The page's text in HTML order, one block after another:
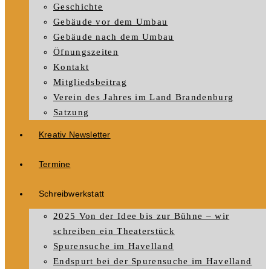
Geschichte
Gebäude vor dem Umbau
Gebäude nach dem Umbau
Öfnungszeiten
Kontakt
Mitgliedsbeitrag
Verein des Jahres im Land Brandenburg
Satzung
Kreativ Newsletter
Termine
Schreibwerkstatt
2025 Von der Idee bis zur Bühne – wir
schreiben ein Theaterstück
Spurensuche im Havelland
Endspurt bei der Spurensuche im Havelland